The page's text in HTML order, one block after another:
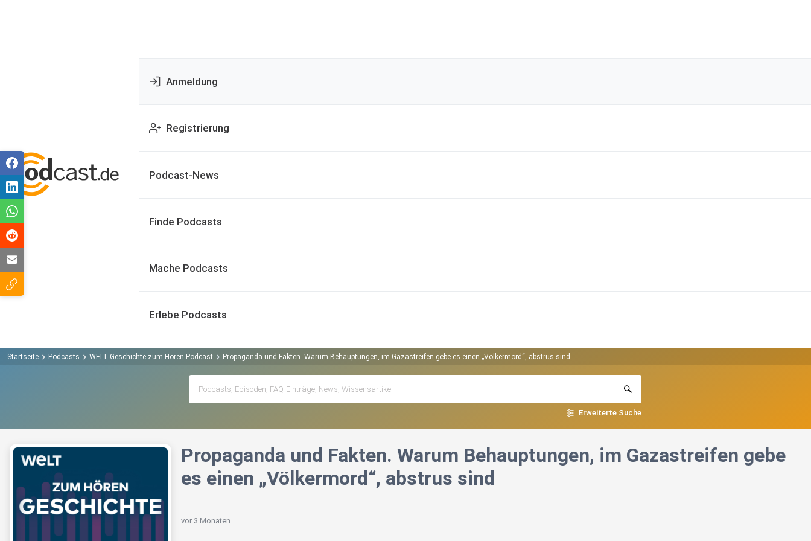
Anmeldung
Registrierung
Podcast-News
Finde Podcasts
Mache Podcasts
Erlebe Podcasts
Startseite Podcasts WELT Geschichte zum Hören Podcast Propaganda und Fakten. Warum Behauptungen, im Gazastreifen gebe es einen „Völkermord“, abstrus sind
Erweiterte Suche
Propaganda und Fakten. Warum Behauptungen, im Gazastreifen gebe
es einen „Völkermord“, abstrus sind
vor 3 Monaten